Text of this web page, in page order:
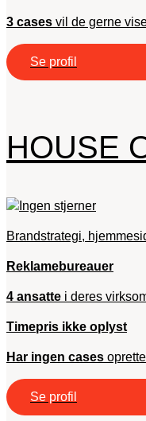
3 cases vil de gerne
Se profil
HOUSE
Brandstrategi,
Reklamebureauer
4 ansatte i deres
Timepris ikke oplyst
Har ingen cases
Se profil